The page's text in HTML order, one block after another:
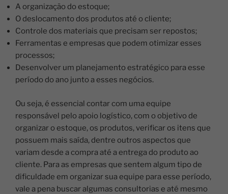
A organização do estoque;
O deslocamento dos produtos até o cliente;
Controle dos materiais que precisam ser repostos;
Ferramentas e empresas que podem otimizar esses
processos;
Desenvolver um planejamento estratégico para esse
período do ano junto a esses negócios.
Ou seja, é essencial contar com uma equipe
responsável pelo apoio logístico, com o objetivo de
organizar o estoque, os produtos, verificar os itens que
possuem mais saída, dentre outros aspectos que
variam desde a compra até a entrega do produto ao
cliente. Para as empresas que sentem algum tipo de
dificuldade em organizar sua equipe para esse período,
vale a pena buscar algumas consultorias e até mesmo